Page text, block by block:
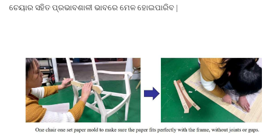
ଚେୟାର ସହିତ ପ୍ରଭାବଶାଳୀ ଭାବରେ ମେଳ ହୋଇପାରିବ |